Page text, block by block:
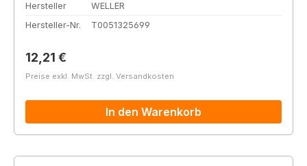
Hersteller
WELLER
Hersteller-Nr.
T0051325699
Regulärer Preis:
12,21 €
Preise exkl. MwSt. zzgl. Versandkosten
In den Warenkorb